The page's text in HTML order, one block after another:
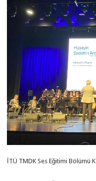
İTÜ TMDK Ses Eğitimi Bölümü